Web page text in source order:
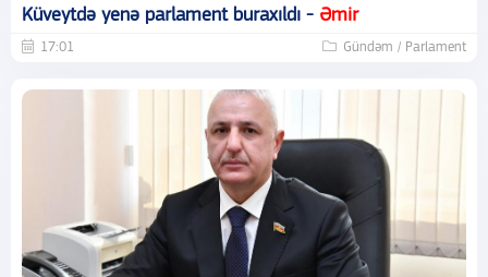
Küveytdə yenə parlament buraxıldı - Əmir
17:01 Gündəm / Parlament